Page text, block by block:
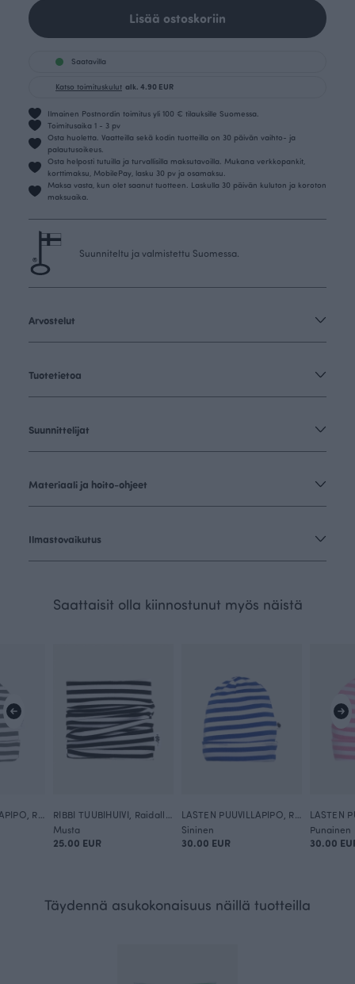
Lisää ostoskoriin
Saatavilla
Katso toimituskulut alk. 4.90 EUR
Ilmainen Postnordin toimitus yli 100 € tilauksille Suomessa.
Toimitusaika 1 - 3 pv
Osta huoletta. Vaatteilla sekä kodin tuotteilla on 30 päivän vaihto- ja
palautusoikeus.
Osta helposti tutuilla ja turvallisilla maksutavoilla. Mukana verkkopankit,
korttimaksu, MobilePay, lasku 30 pv ja osamaksu.
Maksa vasta, kun olet saanut tuotteen. Laskulla 30 päivän kuluton ja koroton
maksuaika.
Suunniteltu ja valmistettu Suomessa.
Arvostelut
Tuotetietoa
Suunnittelijat
Materiaali ja hoito-ohjeet
Ilmastovaikutus
Saattaisit olla kiinnostunut myös näistä
Musta
25.00 EUR
Sininen
30.00 EUR
Punainen
30.00
Täydennä asukokonaisuus näillä tuotteilla